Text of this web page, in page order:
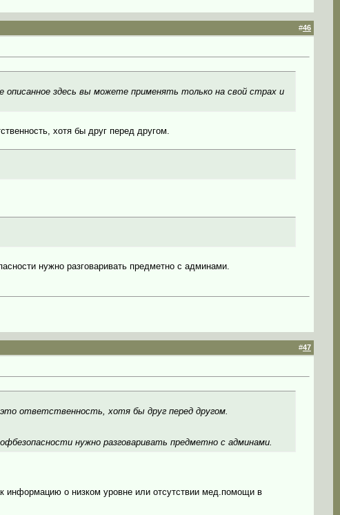
#46
здесь вы можете применять только на свой страх и
хотя бы друг перед другом.
нужно разговаривать предметно с админами.
#47
ответственность, хотя бы друг перед другом.
нужно разговаривать предметно с админами.
информацию о низком уровне или отсутствии мед.помощи в